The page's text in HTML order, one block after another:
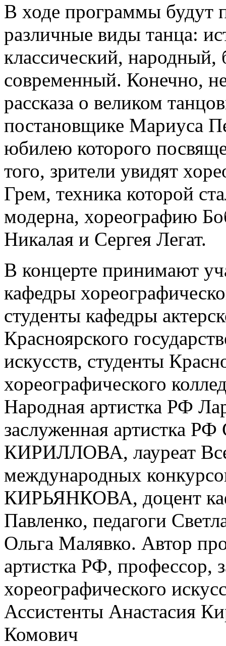
В ходе программы будут
различные виды танца:
классический, народный,
современный. Конечно,
рассказа о великом
постановщике Мариуса
юбилею которого
того, зрители увидят
Грем, техника которой
модерна, хореографию
Никалая и Сергея Легат.
В концерте принимают
кафедры
студенты кафедры
Красноярского
искусств, студенты
хореографического
Народная артистка РФ
заслуженная артистка РФ
КИРИЛЛОВА, лауреат
международных
КИРЬЯНКОВА, доцент
Павленко, педагоги
Ольга Малявко. Автор
артистка РФ, профессор,
хореографического
Ассистенты Анастасия
Комович